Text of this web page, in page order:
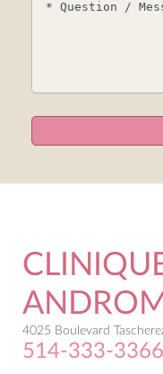
4025 Boulevard
514-333-3366